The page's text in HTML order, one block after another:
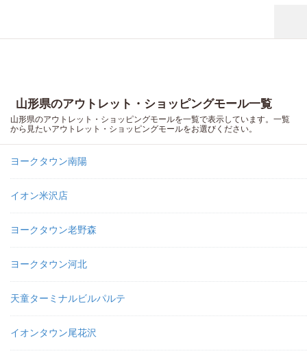
山形県のアウトレット・ショッピングモール一覧
山形県のアウトレット・ショッピングモールを一覧で表示しています。一覧
から見たいアウトレット・ショッピングモールをお選びください。
ヨークタウン南陽
イオン米沢店
ヨークタウン老野森
ヨークタウン河北
天童ターミナルビルパルテ
イオンタウン尾花沢